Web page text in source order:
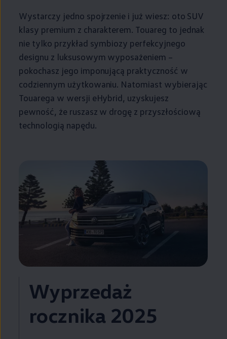
Wystarczy jedno spojrzenie i już wiesz: oto SUV
klasy premium z charakterem. Touareg to jednak
nie tylko przykład symbiozy perfekcyjnego
designu z luksusowym wyposażeniem –
pokochasz jego imponującą praktyczność w
codziennym użytkowaniu. Natomiast wybierając
Touarega w wersji eHybrid, uzyskujesz
pewność, że ruszasz w drogę z przyszłościową
technologią napędu.
Wyprzedaż
rocznika 2025